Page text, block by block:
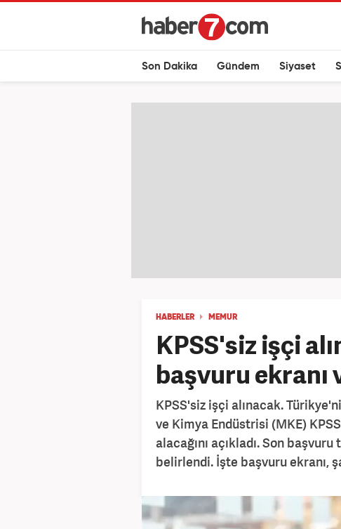
Son Dakika Gündem Siyaset
HABERLER MEMUR
KPSS'siz işçi
başvuru ekranı
KPSS'siz işçi alınacak.
ve Kimya Endüstrisi (MKE)
alacağını açıkladı. Son
belirlendi. İşte başvuru ekranı,